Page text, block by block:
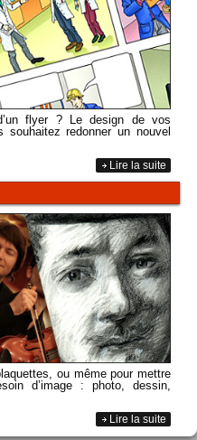
flyer ? Le design de vos
redonner un nouvel
Lire la suite
ou même pour mettre
d’image : photo, dessin,
Lire la suite